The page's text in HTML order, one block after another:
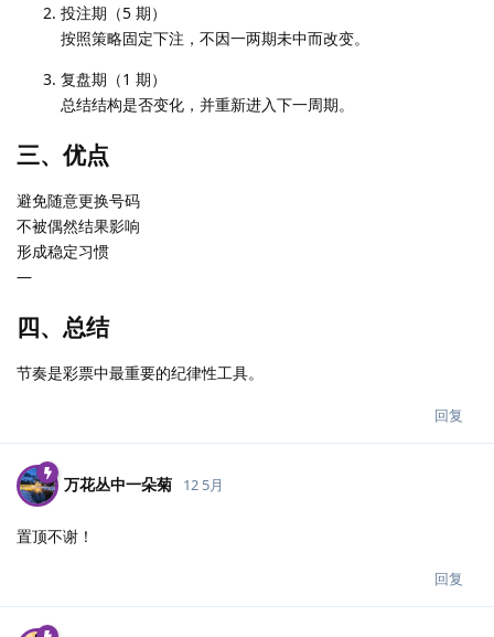
投注期（5 期）
按照策略固定下注，不因一两期未中而改变。
复盘期（1 期）
总结结构是否变化，并重新进入下一周期。
三、优点
避免随意更换号码
不被偶然结果影响
形成稳定习惯
—
四、总结
节奏是彩票中最重要的纪律性工具。
回复
万花丛中一朵菊 12 5月
置顶不谢！
回复